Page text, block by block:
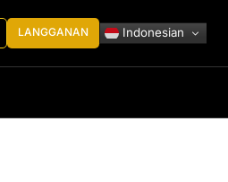
LANGGANAN Indonesian